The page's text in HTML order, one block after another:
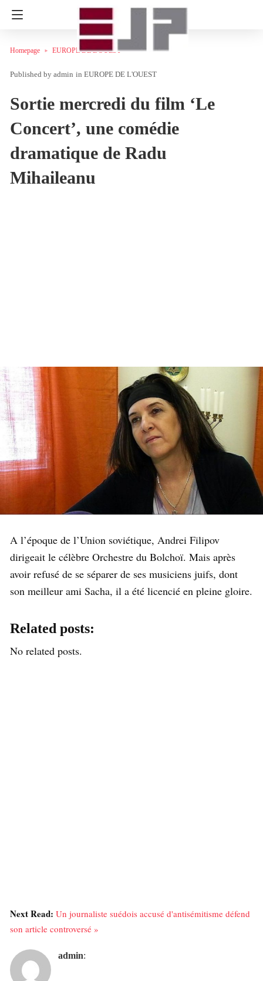
Homepage EUROPE DE L'OUEST
admin in EUROPE DE L'OUEST
Sortie mercredi du film ‘Le
Concert’, une comédie
dramatique de Radu
Mihaileanu
A l’époque de l’Union soviétique, Andrei Filipov
dirigeait le célèbre Orchestre du Bolchoï. Mais après
avoir refusé de se séparer de ses musiciens juifs, dont
son meilleur ami Sacha, il a été licencié en pleine gloire.
Related posts:
No related posts.
Next Read: Un journaliste suédois accusé d'antisémitisme défend
son article controversé »
admin: